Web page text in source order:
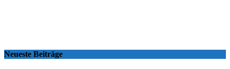
Neueste Beiträge